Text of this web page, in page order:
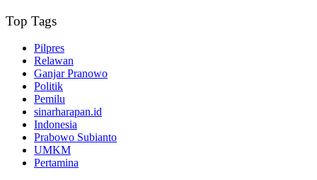
Top Tags
Pilpres
Relawan
Ganjar Pranowo
Politik
Pemilu
sinarharapan.id
Indonesia
Prabowo Subianto
UMKM
Pertamina